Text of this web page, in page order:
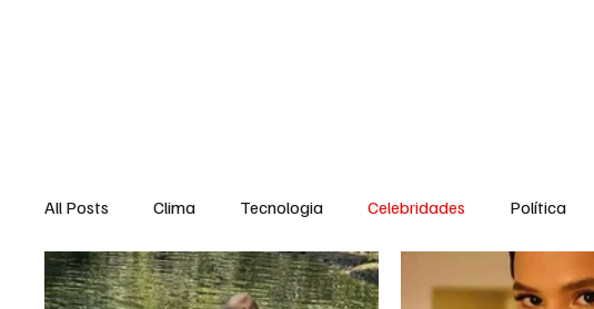
All Posts Clima Tecnologia Celebridades Política
Casa e Jardim Destaques Eventos Decoração